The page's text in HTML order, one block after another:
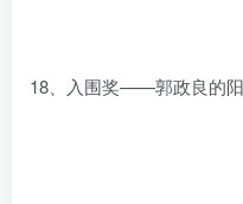
18、入围奖——郭政良的